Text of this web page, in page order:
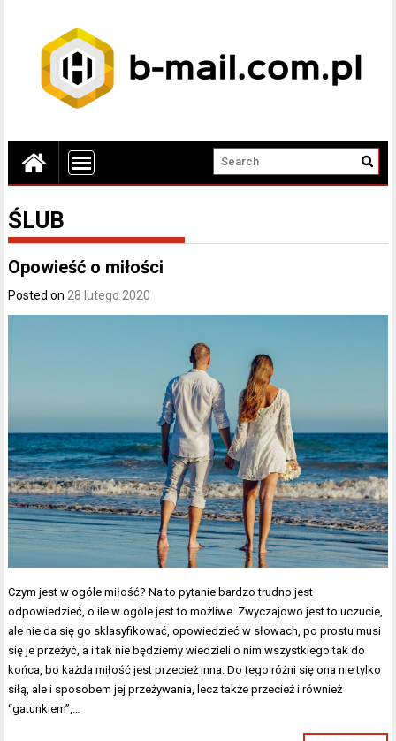
ŚLUB
Opowieść o miłości
Posted on 28 lutego 2020
Czym jest w ogóle miłość? Na to pytanie bardzo trudno jest
odpowiedzieć, o ile w ogóle jest to możliwe. Zwyczajowo jest to uczucie,
ale nie da się go sklasyfikować, opowiedzieć w słowach, po prostu musi
się je przeżyć, a i tak nie będziemy wiedzieli o nim wszystkiego tak do
końca, bo każda miłość jest przecież inna. Do tego różni się ona nie tylko
siłą, ale i sposobem jej przeżywania, lecz także przecież i również
“gatunkiem”,…